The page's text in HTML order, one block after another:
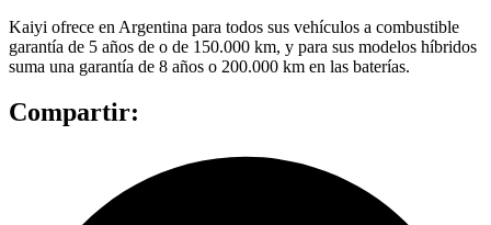
Kaiyi ofrece en Argentina para todos sus vehículos a combustible
garantía de 5 años de o de 150.000 km, y para sus modelos híbridos
suma una garantía de 8 años o 200.000 km en las baterías.
Compartir: